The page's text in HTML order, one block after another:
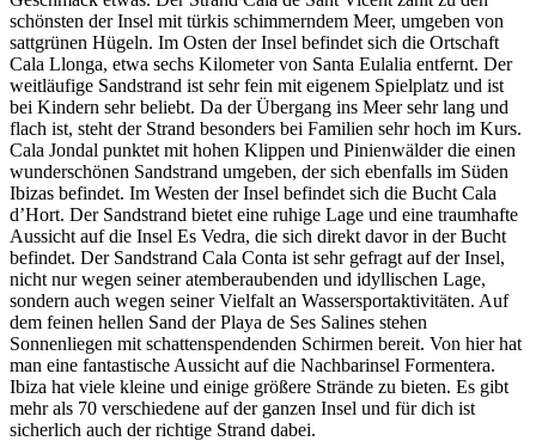
schönsten der Insel mit türkis schimmerndem Meer, umgeben von
sattgrünen Hügeln. Im Osten der Insel befindet sich die Ortschaft
Cala Llonga, etwa sechs Kilometer von Santa Eulalia entfernt. Der
weitläufige Sandstrand ist sehr fein mit eigenem Spielplatz und ist
bei Kindern sehr beliebt. Da der Übergang ins Meer sehr lang und
flach ist, steht der Strand besonders bei Familien sehr hoch im Kurs.
Cala Jondal punktet mit hohen Klippen und Pinienwälder die einen
wunderschönen Sandstrand umgeben, der sich ebenfalls im Süden
Ibizas befindet. Im Westen der Insel befindet sich die Bucht Cala
d’Hort. Der Sandstrand bietet eine ruhige Lage und eine traumhafte
Aussicht auf die Insel Es Vedra, die sich direkt davor in der Bucht
befindet. Der Sandstrand Cala Conta ist sehr gefragt auf der Insel,
nicht nur wegen seiner atemberaubenden und idyllischen Lage,
sondern auch wegen seiner Vielfalt an Wassersportaktivitäten. Auf
dem feinen hellen Sand der Playa de Ses Salines stehen
Sonnenliegen mit schattenspendenden Schirmen bereit. Von hier hat
man eine fantastische Aussicht auf die Nachbarinsel Formentera.
Ibiza hat viele kleine und einige größere Strände zu bieten. Es gibt
mehr als 70 verschiedene auf der ganzen Insel und für dich ist
sicherlich auch der richtige Strand dabei.